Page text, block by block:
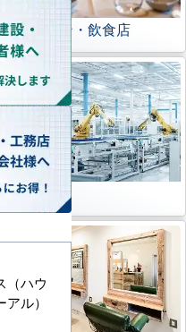
レストラン・飲食店
工場
（ハウ
ル）